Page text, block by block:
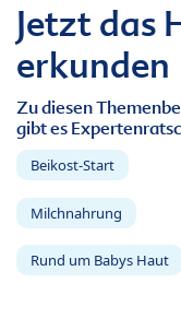
Jetzt das
erkunden
Zu diesen
gibt es
Beikost-Start
Milchnahrung
Rund um Babys Haut